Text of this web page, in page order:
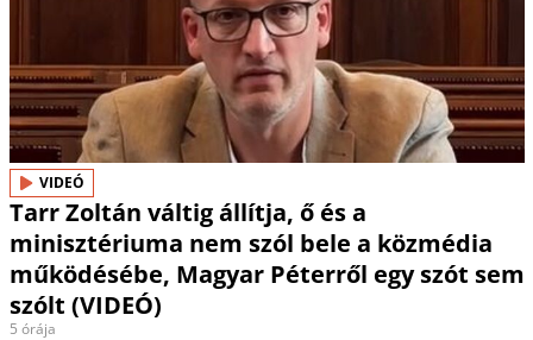
VIDEÓ
Tarr Zoltán váltig állítja, ő és a
minisztériuma nem szól bele a közmédia
működésébe, Magyar Péterről egy szót sem
szólt (VIDEÓ)
5 órája